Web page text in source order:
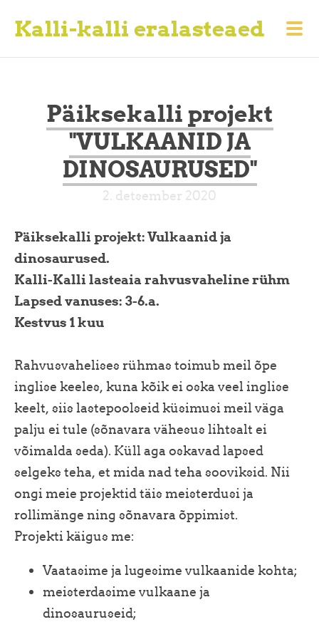
Kalli-kalli eralasteaed
Päiksekalli projekt
"VULKAANID JA
DINOSAURUSED"
2. detsember 2020
Päiksekalli projekt: Vulkaanid ja
dinosaurused.
Kalli-Kalli lasteaia rahvusvaheline rühm
Lapsed vanuses: 3-6.a.
Kestvus 1 kuu
Rahvusvahelises rühmas toimub meil õpe
inglise keeles, kuna kõik ei oska veel inglise
keelt, siis lastepoolseid küsimusi meil väga
palju ei tule (sõnavara vähesus lihtsalt ei
võimalda seda). Küll aga oskavad lapsed
selgeks teha, et mida nad teha sooviksid. Nii
ongi meie projektid täis meisterdusi ja
rollimänge ning sõnavara õppimist.
Projekti käigus me:
Vaatasime ja lugesime vulkaanide kohta;
meisterdasime vulkaane ja
dinosauruseid;